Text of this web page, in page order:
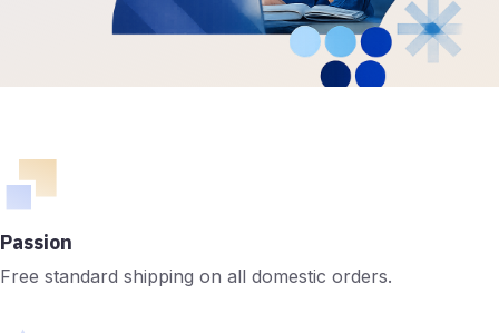
Passion
Free standard shipping on all domestic orders.